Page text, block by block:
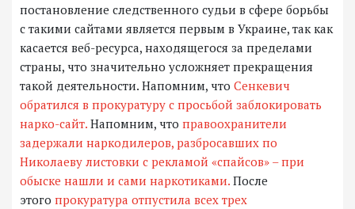
постановление следственного судьи в сфере борьбы
с такими сайтами является первым в Украине, так как
касается веб-ресурса, находящегося за пределами
страны, что значительно усложняет прекращения
такой деятельности. Напомним, что Сенкевич
обратился в прокуратуру с просьбой заблокировать
нарко-сайт. Напомним, что правоохранители
задержали наркодилеров, разбросавших по
Николаеву листовки с рекламой «спайсов» – при
обыске нашли и сами наркотиками. После
этого прокуратура отпустила всех трех